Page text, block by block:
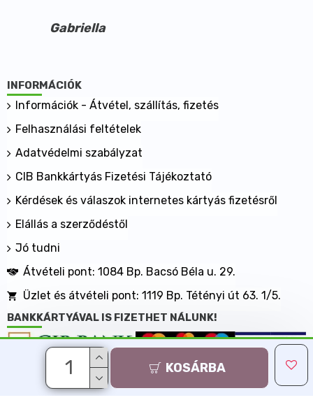
KOSÁRBA
Gabriella
INFORMÁCIÓK
Információk - Átvétel, szállítás, fizetés
Felhasználási feltételek
Adatvédelmi szabályzat
CIB Bankkártyás Fizetési Tájékoztató
Kérdések és válaszok internetes kártyás fizetésről
Elállás a szerződéstől
Jó tudni
Átvételi pont: 1084 Bp. Bacsó Béla u. 29.
Üzlet és átvételi pont: 1119 Bp. Tétényi út 63. 1/5.
BANKKÁRTYÁVAL IS FIZETHET NÁLUNK!
Minden jog fenntartva, MaxShopping Kft. 2013-2026
Árukereső.hu